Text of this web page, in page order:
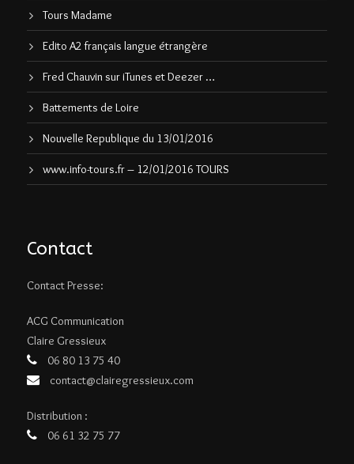
Tours Madame
Edito A2 français langue étrangère
Fred Chauvin sur iTunes et Deezer …
Battements de Loire
Nouvelle Republique du 13/01/2016
www.info-tours.fr – 12/01/2016 TOURS
Contact
Contact Presse:
ACG Communication
Claire Gressieux
06 80 13 75 40
contact@clairegressieux.com
Distribution :
06 61 32 75 77